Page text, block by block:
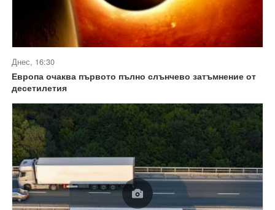
Днес, 16:30
Европа очаква първото пълно слънчево затъмнение от
десетилетия